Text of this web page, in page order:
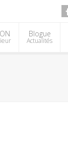
Blogue
Actualités